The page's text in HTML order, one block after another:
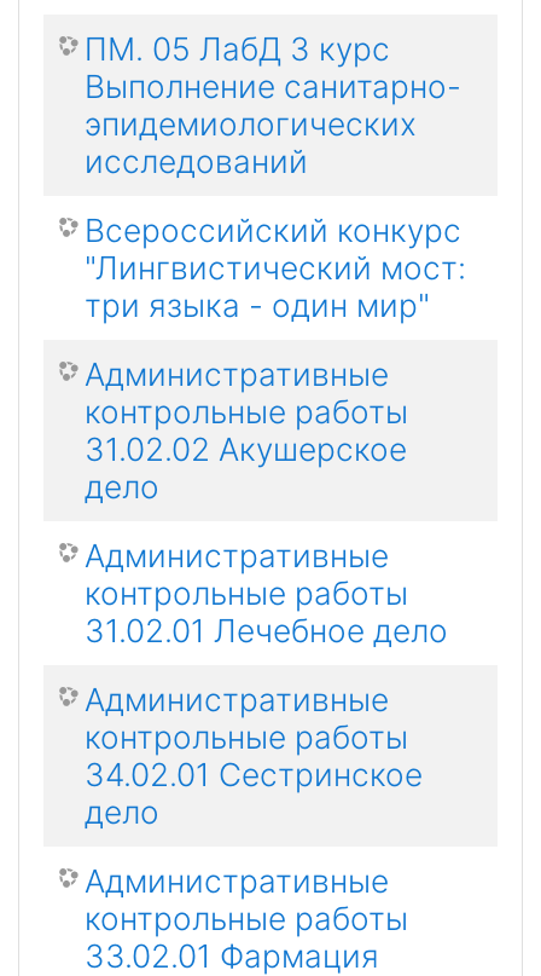
ПМ. 05 ЛабД 3 курс
Выполнение санитарно-
эпидемиологических
исследований
Всероссийский конкурс
"Лингвистический мост:
три языка - один мир"
Административные
контрольные работы
31.02.02 Акушерское
дело
Административные
контрольные работы
31.02.01 Лечебное дело
Административные
контрольные работы
34.02.01 Сестринское
дело
Административные
контрольные работы
33.02.01 Фармация